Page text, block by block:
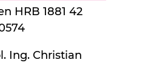
HRB 1881 42
Ing. Christian